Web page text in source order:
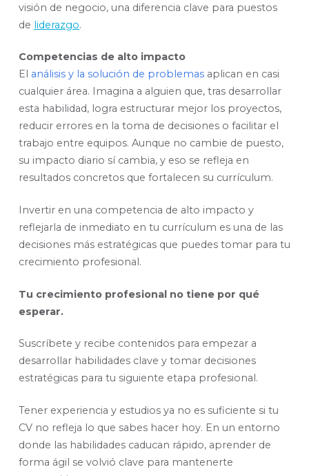
visión de negocio, una diferencia clave para puestos
de liderazgo.
Competencias de alto impacto
El análisis y la solución de problemas aplican en casi
cualquier área. Imagina a alguien que, tras desarrollar
esta habilidad, logra estructurar mejor los proyectos,
reducir errores en la toma de decisiones o facilitar el
trabajo entre equipos. Aunque no cambie de puesto,
su impacto diario sí cambia, y eso se refleja en
resultados concretos que fortalecen su currículum.
Invertir en una competencia de alto impacto y
reflejarla de inmediato en tu currículum es una de las
decisiones más estratégicas que puedes tomar para tu
crecimiento profesional.
Tu crecimiento profesional no tiene por qué
esperar.
Suscríbete y recibe contenidos para empezar a
desarrollar habilidades clave y tomar decisiones
estratégicas para tu siguiente etapa profesional.
Tener experiencia y estudios ya no es suficiente si tu
CV no refleja lo que sabes hacer hoy. En un entorno
donde las habilidades caducan rápido, aprender de
forma ágil se volvió clave para mantenerte